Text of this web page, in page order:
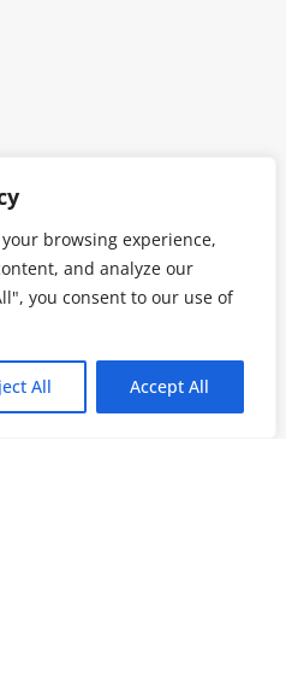
browsing experience,
and analyze our
you consent to our use of
All Accept All